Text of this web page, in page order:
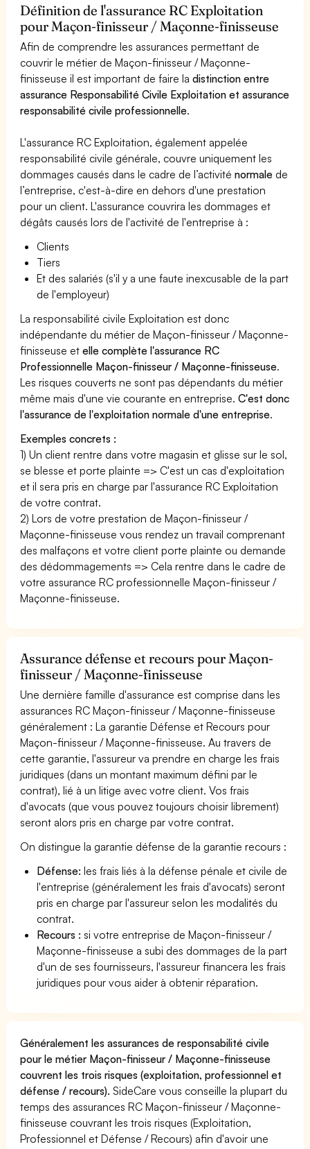
Définition de l'assurance RC Exploitation
pour Maçon-finisseur / Maçonne-finisseuse
Afin de comprendre les assurances permettant de
couvrir le métier de Maçon-finisseur / Maçonne-
finisseuse il est important de faire ladistinction entre
assurance Responsabilité Civile Exploitation et assurance
responsabilité civile professionnelle.
L'assurance RC Exploitation, également appelée
responsabilité civile générale, couvre uniquement les
dommages causés dans le cadre de l’activiténormale de
l’entreprise, c'est-à-dire en dehors d'une prestation
pour un client. L'assurance couvrira les dommages et
dégâts causés lors de l'activité de l'entreprise à :
Clients
Tiers
Et des salariés (s'il y a une faute inexcusable de la part
de l'employeur)
La responsabilité civile Exploitation est donc
indépendante du métier de Maçon-finisseur / Maçonne-
finisseuse etelle complète l'assurance RC
Professionnelle Maçon-finisseur / Maçonne-finisseuse.
Les risques couverts ne sont pas dépendants du métier
même mais d'une vie courante en entreprise.C'est donc
l'assurance de l'exploitation normale d'une entreprise.
Exemples concrets :
1) Un client rentre dans votre magasin et glisse sur le sol,
se blesse et porte plainte => C'est un cas d'exploitation
et il sera pris en charge par l'assurance RC Exploitation
de votre contrat.
2) Lors de votre prestation de Maçon-finisseur /
Maçonne-finisseuse vous rendez un travail comprenant
des malfaçons et votre client porte plainte ou demande
des dédommagements => Cela rentre dans le cadre de
votre assurance RC professionnelle Maçon-finisseur /
Maçonne-finisseuse.
Assurance défense et recours pour Maçon-
finisseur / Maçonne-finisseuse
Une dernière famille d'assurance est comprise dans les
assurances RC Maçon-finisseur / Maçonne-finisseuse
généralement : La garantie Défense et Recours pour
Maçon-finisseur / Maçonne-finisseuse. Au travers de
cette garantie, l'assureur va prendre en charge les frais
juridiques (dans un montant maximum défini par le
contrat), lié à un litige avec votre client. Vos frais
d'avocats (que vous pouvez toujours choisir librement)
seront alors pris en charge par votre contrat.
On distingue la garantie défense de la garantie recours :
Défense: les frais liés à la défense pénale et civile de
l'entreprise (généralement les frais d'avocats) seront
pris en charge par l'assureur selon les modalités du
contrat.
Recours : si votre entreprise de Maçon-finisseur /
Maçonne-finisseuse a subi des dommages de la part
d'un de ses fournisseurs, l'assureur financera les frais
juridiques pour vous aider à obtenir réparation.
Généralement les assurances de responsabilité civile
pour le métier Maçon-finisseur / Maçonne-finisseuse
couvrent les trois risques (exploitation, professionnel et
défense / recours). SideCare vous conseille la plupart du
temps des assurances RC Maçon-finisseur / Maçonne-
finisseuse couvrant les trois risques (Exploitation,
Professionnel et Défense / Recours) afin d'avoir une